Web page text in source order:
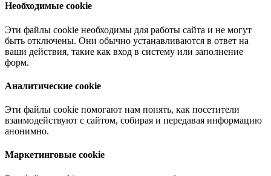
Необходимые cookie
Эти файлы cookie необходимы для работы сайта и не могут
быть отключены. Они обычно устанавливаются в ответ на
ваши действия, такие как вход в систему или заполнение
форм.
Аналитические cookie
Эти файлы cookie помогают нам понять, как посетители
взаимодействуют с сайтом, собирая и передавая информацию
анонимно.
Маркетинговые cookie